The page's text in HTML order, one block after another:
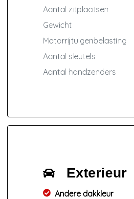
Aantal zitplaatsen
Gewicht
Motorrijtuigenbelasting
Aantal sleutels
Aantal handzenders
Exterieur
Andere dakkleur